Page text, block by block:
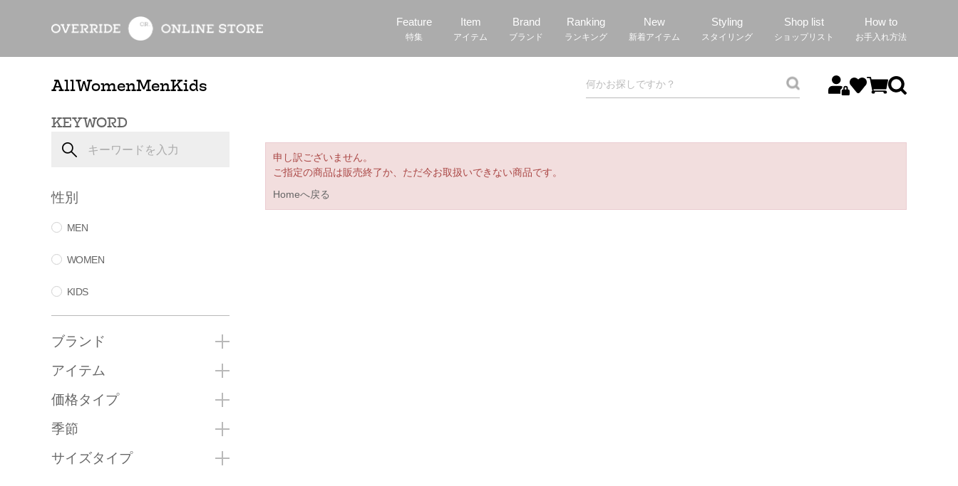
Feature
特集
Item
アイテム
Brand
ブランド
Ranking
ランキング
New
新着アイテム
Styling
スタイリング
Shop list
ショップリスト
How to
お手入れ方法
AllWomenMenKids
KEYWORD
性別
MEN
WOMEN
KIDS
ブランド
アイテム
価格タイプ
季節
サイズタイプ
申し訳ございません。
ご指定の商品は販売終了か、ただ今お取扱いできない商品です。
Homeへ戻る